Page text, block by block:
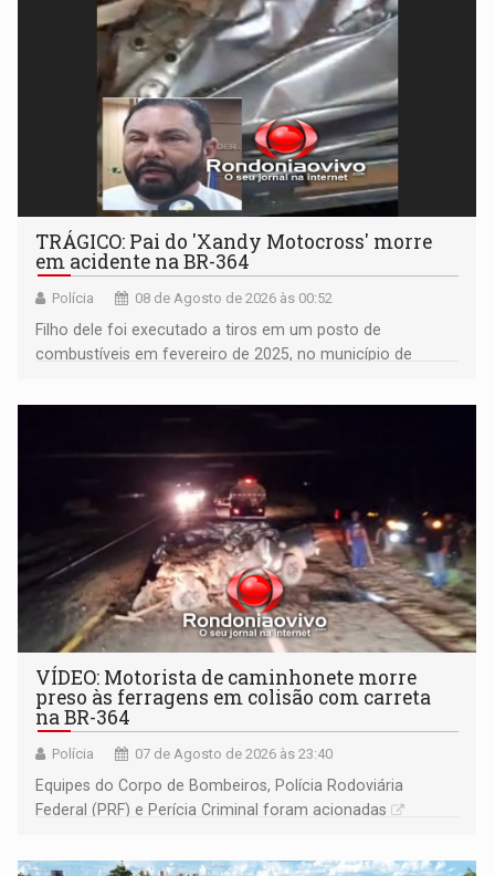
TRÁGICO: Pai do 'Xandy Motocross' morre
em acidente na BR-364
Polícia 08 de Agosto de 2026 às 00:52
Filho dele foi executado a tiros em um posto de
combustíveis em fevereiro de 2025, no município de
VÍDEO: Motorista de caminhonete morre
preso às ferragens em colisão com carreta
na BR-364
Polícia 07 de Agosto de 2026 às 23:40
Equipes do Corpo de Bombeiros, Polícia Rodoviária
Federal (PRF) e Perícia Criminal foram acionadas